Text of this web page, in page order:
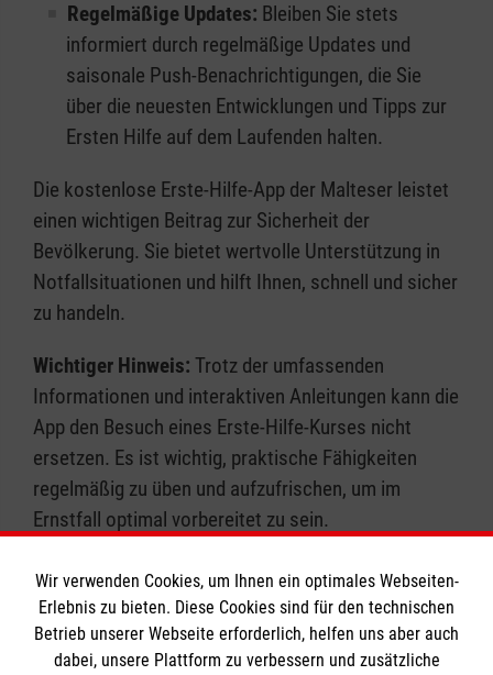
Regelmäßige Updates: Bleiben Sie stets
informiert durch regelmäßige Updates und
saisonale Push-Benachrichtigungen, die Sie
über die neuesten Entwicklungen und Tipps zur
Ersten Hilfe auf dem Laufenden halten.
Die kostenlose Erste-Hilfe-App der Malteser leistet
einen wichtigen Beitrag zur Sicherheit der
Bevölkerung. Sie bietet wertvolle Unterstützung in
Notfallsituationen und hilft Ihnen, schnell und sicher
zu handeln.
Wichtiger Hinweis: Trotz der umfassenden
Informationen und interaktiven Anleitungen kann die
App den Besuch eines Erste-Hilfe-Kurses nicht
ersetzen. Es ist wichtig, praktische Fähigkeiten
regelmäßig zu üben und aufzufrischen, um im
Ernstfall optimal vorbereitet zu sein.
Jetzt die Erste-Hilfe-App herunterladen
Wir verwenden Cookies, um Ihnen ein optimales Webseiten-
Erlebnis zu bieten. Diese Cookies sind für den technischen
Betrieb unserer Webseite erforderlich, helfen uns aber auch
dabei, unsere Plattform zu verbessern und zusätzliche